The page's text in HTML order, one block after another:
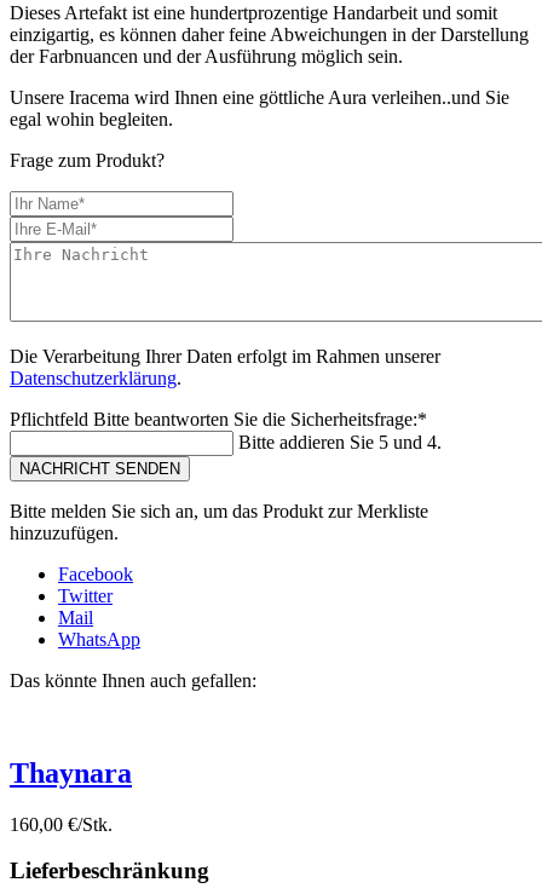
Dieses Artefakt ist eine hundertprozentige Handarbeit und somit
einzigartig, es können daher feine Abweichungen in der Darstellung
der Farbnuancen und der Ausführung möglich sein.
Unsere Iracema wird Ihnen eine göttliche Aura verleihen..und Sie
egal wohin begleiten.
Frage zum Produkt?
Die Verarbeitung Ihrer Daten erfolgt im Rahmen unserer
Datenschutzerklärung.
Pflichtfeld Bitte beantworten Sie die Sicherheitsfrage:*
Bitte addieren Sie 5 und 4.
NACHRICHT SENDEN
Bitte melden Sie sich an, um das Produkt zur Merkliste
hinzuzufügen.
Facebook
Twitter
Mail
WhatsApp
Das könnte Ihnen auch gefallen:
Thaynara
160,00 €/Stk.
Lieferbeschränkung